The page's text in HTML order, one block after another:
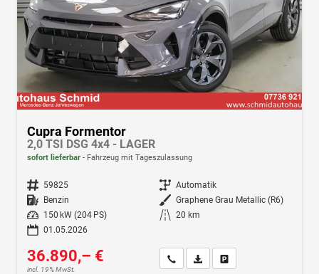
Cupra Formentor
2,0 TSI DSG 4x4 - LAGER
sofort lieferbar Fahrzeug mit Tageszulassung
Fahrzeugnr. 59825 Getriebe Automatik
Kraftstoff Benzin Außenfarbe Graphene Grau Metallic (R6)
Leistung
150 kW (204 PS) Kilometerstand 20 km
01.05.2026
36.890,– €
incl. 19% MwSt.
Wir rufen Sie anFahrzeugexposé (PDF)